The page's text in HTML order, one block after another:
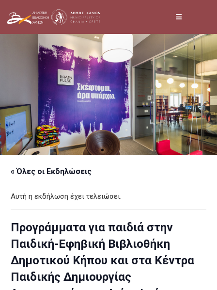
« Όλες οι Εκδηλώσεις
Αυτή η εκδήλωση έχει τελειώσει.
Προγράμματα για παιδιά στην
Παιδική-Εφηβική Βιβλιοθήκη
Δημοτικού Κήπου και στα Κέντρα
Παιδικής Δημιουργίας